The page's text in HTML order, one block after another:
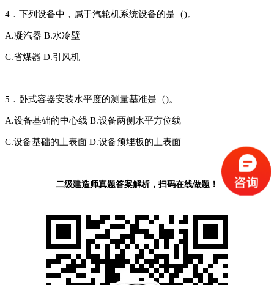
4．下列设备中，属于汽轮机系统设备的是（)。
A.凝汽器 B.水冷壁
C.省煤器 D.引风机
5．卧式容器安装水平度的测量基准是（)。
A.设备基础的中心线 B.设备两侧水平方位线
C.设备基础的上表面 D.设备预埋板的上表面
二级建造师真题答案解析，扫码在线做题！